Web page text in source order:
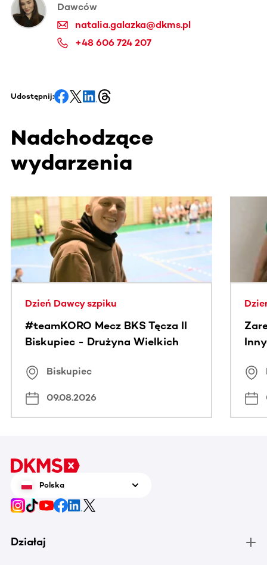
Dawców
natalia.galazka@dkms.pl
+48 606 724 207
Udostępnij:
Nadchodzące
wydarzenia
Ta sekcja zawiera treści przewijane w poziomie. Użyj
Dzień Dawcy szpiku
#teamKORO Mecz BKS Tęcza II
Biskupiec - Drużyna Wielkich
Biskupiec
09.08.2026
Polska
Działaj